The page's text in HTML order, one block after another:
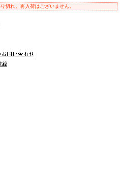
切れ。再入荷はございません。